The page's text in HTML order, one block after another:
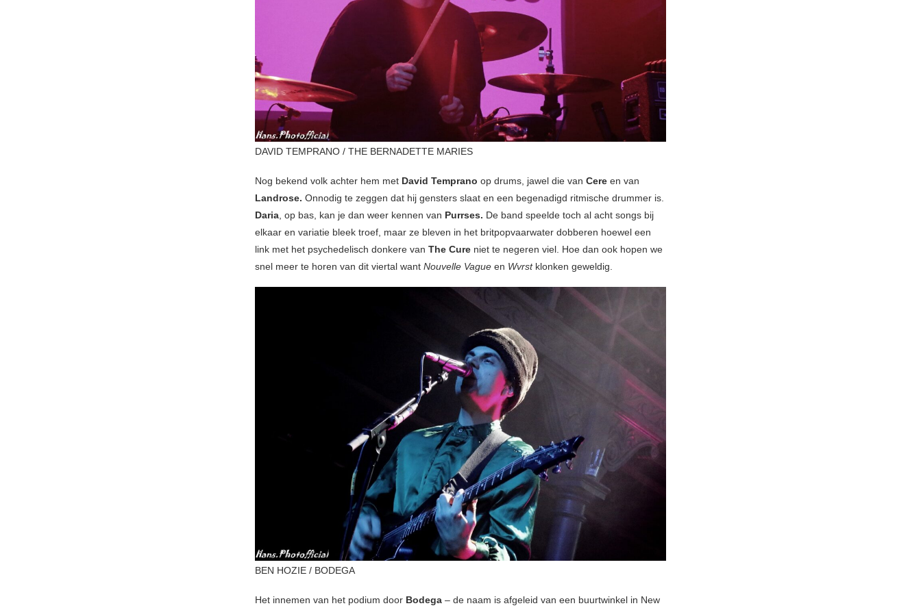
DAVID TEMPRANO / THE BERNADETTE MARIES
Nog bekend volk achter hem met David Temprano op drums, jawel die van Cere en van
Landrose. Onnodig te zeggen dat hij gensters slaat en een begenadigd ritmische drummer is.
Daria , op bas, kan je dan weer kennen van Purrses. De band speelde toch al acht songs bij
elkaar en variatie bleek troef, maar ze bleven in het britpopvaarwater dobberen hoewel een
link met het psychedelisch donkere van The Cure niet te negeren viel. Hoe dan ook hopen we
snel meer te horen van dit viertal want Nouvelle Vague en Wvrstklonken geweldig.
BEN HOZIE / BODEGA
Het innemen van het podium door Bodega – de naam is afgeleid van een buurtwinkel in New